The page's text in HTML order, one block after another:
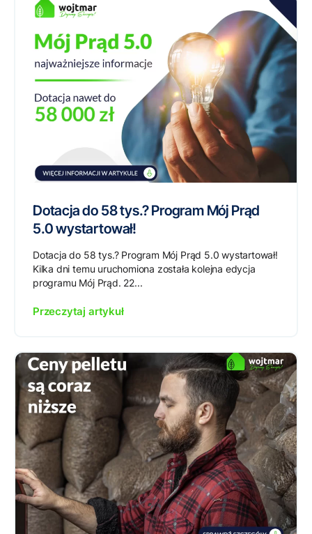
Dotacja do 58 tys.? Program Mój Prąd
5.0 wystartował!
Dotacja do 58 tys.? Program Mój Prąd 5.0 wystartował!
Kilka dni temu uruchomiona została kolejna edycja
programu Mój Prąd. 22...
Przeczytaj artykuł